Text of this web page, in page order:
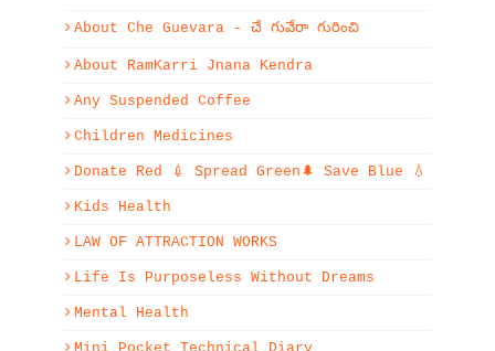
About Che Guevara - చే గువేరా గురించి
About RamKarri Jnana Kendra
Any Suspended Coffee
Children Medicines
Donate Red 💉 Spread Green🌲 Save Blue 💧
Kids Health
LAW OF ATTRACTION WORKS
Life Is Purposeless Without Dreams
Mental Health